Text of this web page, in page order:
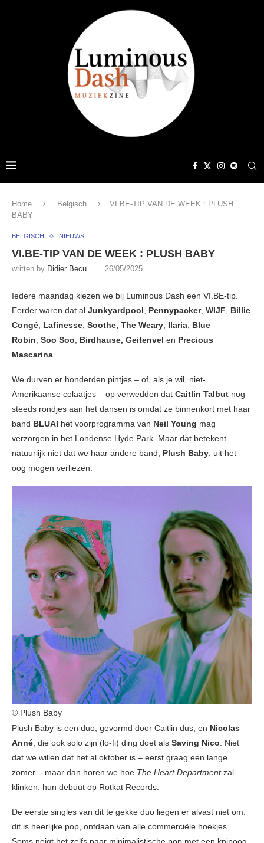
Home Belgisch
VI.BE-TIP VAN DE WEEK : PLUSH
BABY
BELGISCH NIEUWS
VI.BE-TIP VAN DE WEEK : PLUSH BABY
written by Didier Becu 26/05/2025
Iedere maandag kiezen we bij Luminous Dash een VI.BE-tip.
Eerder waren dat al Junkyardpool, Pennypacker, WIJF, Billie
Congé, Lafinesse, Soothe, The Weary, Ilaria, Blue
Robin, Soo Soo, Birdhause, Geitenvel en Precious
Mascarina.
We durven er honderden pintjes – of, als je wil, niet-
Amerikaanse colaatjes – op verwedden dat Caitlin Talbut nog
steeds rondjes aan het dansen is omdat ze binnenkort met haar
band BLUAI het voorprogramma van Neil Young mag
verzorgen in het Londense Hyde Park. Maar dat betekent
natuurlijk niet dat we haar andere band, Plush Baby, uit het
oog mogen verliezen.
© Plush Baby
Plush Baby is een duo, gevormd door Caitlin dus, en Nicolas
Anné, die ook solo zijn (lo-fi) ding doet als Saving Nico. Niet
dat we willen dat het al oktober is – eerst graag een lange
zomer – maar dan horen we hoe The Heart Departmentzal
klinken: hun debuut op Rotkat Records.
De eerste singles van dit te gekke duo liegen er alvast niet om:
dit is heerlijke pop, ontdaan van alle commerciële hoekjes.